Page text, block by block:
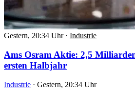
Gestern, 20:34 Uhr · Industrie
Ams Osram Aktie: 2,5
ersten Halbjahr
Industrie · Gestern, 20:34 Uhr